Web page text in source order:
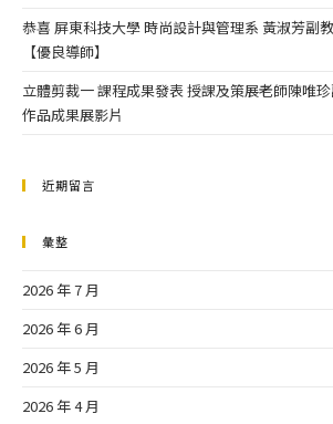
恭喜 屏東科技大學 時尚設計與管理系 黃淑芳副
【優良導師】
立體剪裁一 課程成果發表 授課及策展老師陳唯
作品成果展影片
近期留言
彙整
2026 年 7 月
2026 年 6 月
2026 年 5 月
2026 年 4 月